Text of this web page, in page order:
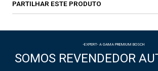
PARTILHAR ESTE PRODUTO
-EXPERT- A GAMA PREMIUM BOSCH
SOMOS REVENDEDOR